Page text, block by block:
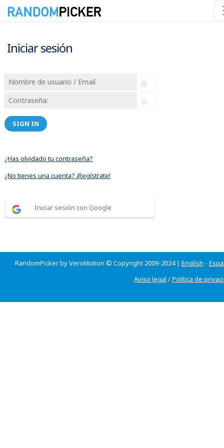
Iniciar sesión
SIGN IN
¿Has olvidado tu contraseña?
¿No tienes una cuenta? ¡Regístrate!
Iniciar sesión con Google
RandomPicker by VeroMotion © Copyright 2009-2024 | English -
Aviso legal /Política de